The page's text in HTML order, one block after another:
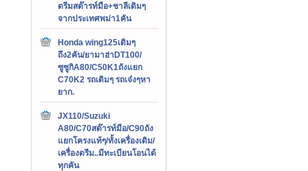
ดรีมสต๊ารท์มือ+ชาลีเดิมๆ
จากประเทศพม่า1คัน
Honda wing125เดิมๆ
ถึง2คัน/ยามาฮ่าDT100/
ซูซูกิA80/C50K1ถังแยก
C70K2 รถเดิมๆ รถเจ๋งๆหา
ยาก.
JX110/Suzuki
A80/C70สต๊ารท์มือ/C90ถัง
แยกโครงแท้ๆ/ทั้งเครื่องเดิม/
เครื่องดรีม..มีทะเบียนโอนได้
ทุกคัน